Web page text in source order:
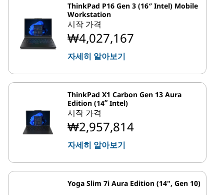
ThinkPad P16 Gen 3 (16″ Intel) Mobile
Workstation
시작 가격
₩4,027,167
자세히 알아보기
ThinkPad X1 Carbon Gen 13 Aura
Edition (14ʺ Intel)
시작 가격
₩2,957,814
자세히 알아보기
Yoga Slim 7i Aura Edition (14", Gen 10)